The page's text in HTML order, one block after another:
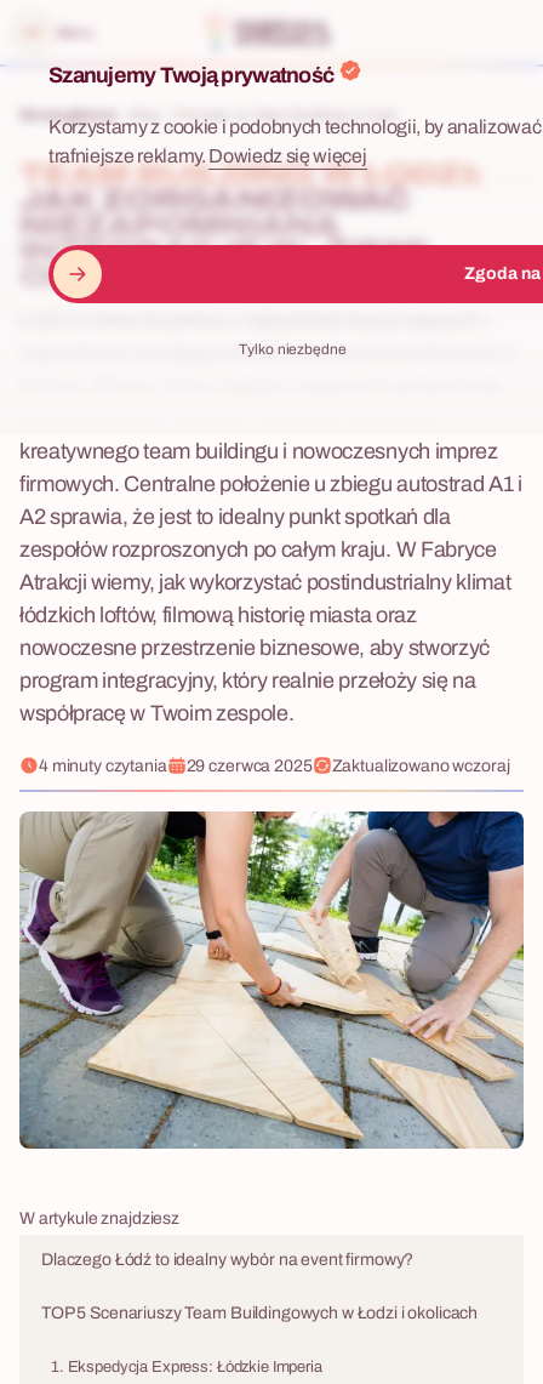
Szanujemy Twoją prywatność
Korzystamy z cookie i podobnych technologii, by
trafniejsze reklamy. Dowiedz się więcej
Tylko niezbędne
Zgoda
Pomysły na Team Building w Łodzi
W artykule znajdziesz
Dlaczego Łódź to idealny wybór na event firmowy?
TOP 5 Scenariuszy Team Buildingowych w Łodzi i okolicach
1. Ekspedycja Express: Łódzkie Imperia
TEAM BUILDING W ŁODZI:
JAK ZORGANIZOWAĆ
NIEZAPOMNIANĄ
INTEGRACJĘ W „ZIEMI
OBIECANEJ”?
najszybciej rozwijających się destynacji eventowych w
kreatywnego team buildingu i nowoczesnych imprez
firmowych. Centralne położenie u zbiegu autostrad A1 i
A2 sprawia, że jest to idealny punkt spotkań dla
zespołów rozproszonych po całym kraju. W Fabryce
Atrakcji wiemy, jak wykorzystać postindustrialny klimat
łódzkich loftów, filmową historię miasta oraz
nowoczesne przestrzenie biznesowe, aby stworzyć
program integracyjny, który realnie przełoży się na
współpracę w Twoim zespole.
4 minuty czytania 29 czerwca 2025 Zaktualizowanowczoraj